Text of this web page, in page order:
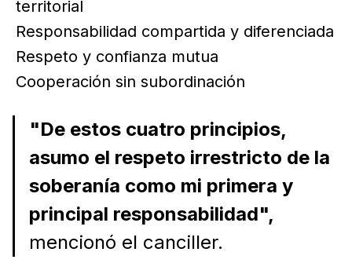
territorial
Responsabilidad compartida y diferenciada
Respeto y confianza mutua
Cooperación sin subordinación
"De estos cuatro principios,
asumo el respeto irrestricto de la
soberanía como mi primera y
principal responsabilidad",
mencionó el canciller.